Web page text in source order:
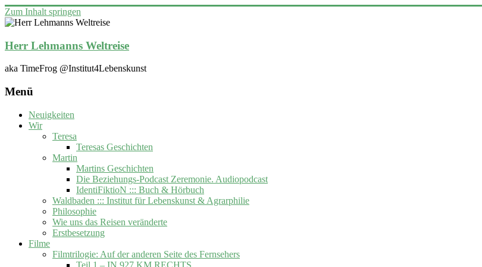
Zum Inhalt springen
Herr Lehmanns Weltreise
aka TimeFrog @Institut4Lebenskunst
Menü
Neuigkeiten
Wir
Teresa
Teresas Geschichten
Martin
Martins Geschichten
Die Beziehungs-Podcast Zeremonie. Audiopodcast
IdentiFiktioN ::: Buch & Hörbuch
Waldbaden ::: Institut für Lebenskunst & Agrarphilie
Philosophie
Wie uns das Reisen veränderte
Erstbesetzung
Filme
Filmtrilogie: Auf der anderen Seite des Fernsehers
Teil 1 – IN 927 KM RECHTS